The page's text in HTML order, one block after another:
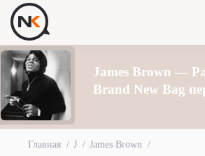
James Brown —
Brand New Bag
Главная J
James Brown